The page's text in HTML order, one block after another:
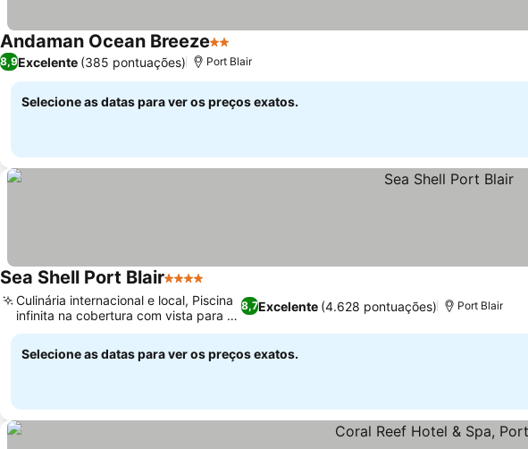
Andaman Ocean Breeze2 Estrelas
8,9Excelente (385 pontuações) Port Blair
Selecione as datas para ver os preços exatos.
Sea Shell Port Blair4 Estrelas
8,7Excelente (4.628 pontuações)
Culinária internacional e local, Piscina
infinita na cobertura com vista para o
mar
Port Blair
Selecione as datas para ver os preços exatos.